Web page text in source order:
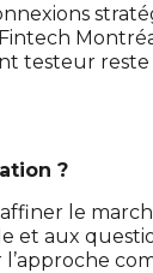
testeur
?
le
aux